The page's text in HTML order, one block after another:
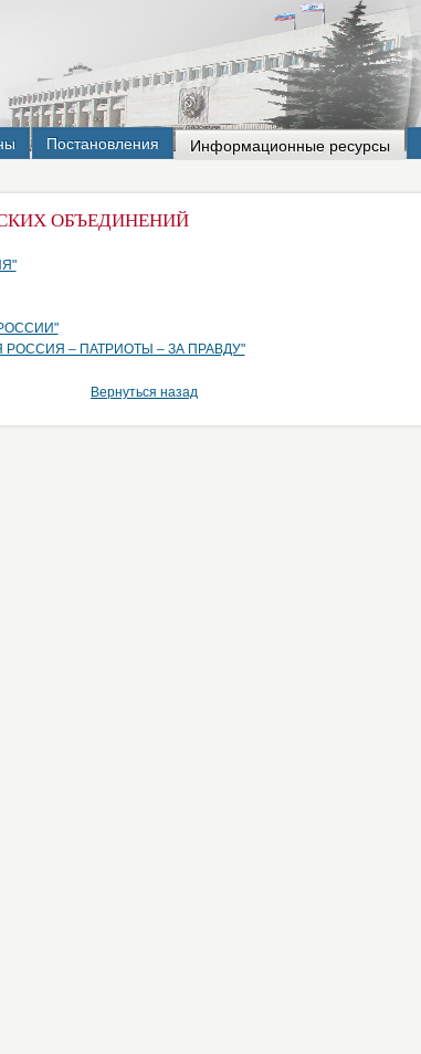
Постановления Информационные ресурсы
ОБЪЕДИНЕНИЙ
РОССИЯ – ПАТРИОТЫ – ЗА ПРАВДУ"
Вернуться назад